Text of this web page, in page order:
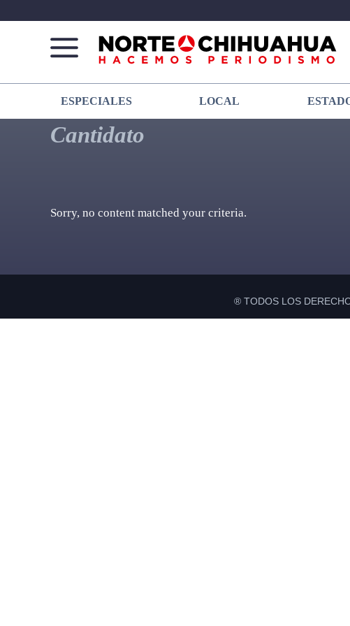
Norte
De
Chihuahua
Más
que
noticias,
hacemos periodismo
ESPECIALES LOCAL
Cantidato
Sorry, no content matched your criteria.
® TODOS LOS